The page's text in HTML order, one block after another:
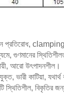
প্রতিরোধ, clamping
গুণমানের
আরো উৎপাদনশীল।
ভারী কাটিয়া, যথার্থ
স্থিতিশীল,